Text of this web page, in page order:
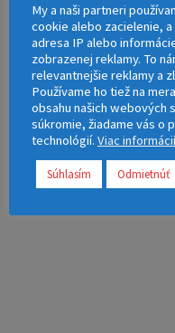
Balené v kartónovej
umývania v umývačke
My a naši partneri
cookie alebo zacielenie,
adresa IP alebo
zobrazenej reklamy. To
relevantnejšie reklamy a
Používame ho tiež na
obsahu našich webových
súkromie, žiadame vás o
technológií. Viac
Súhlasím Odmietnúť